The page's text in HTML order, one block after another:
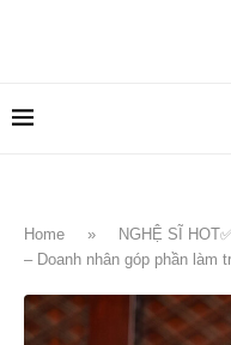
Home » NGHỆ SĨ
– Doanh nhân góp phần làm